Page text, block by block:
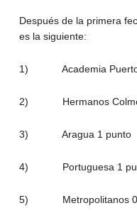
Después de la primera
es la siguiente:
1) Academia Puerto
2) Hermanos
3) Aragua 1 punto
4) Portuguesa 1
5) Metropolitanos 0